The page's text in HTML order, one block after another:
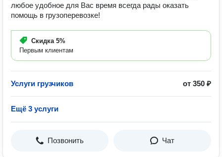
любое удобное для Вас время всегда рады оказать
помощь в грузоперевозке!
Скидка 5%
Первым клиентам
Услуги грузчиков от 350 ₽
Ещё 3 услуги
Позвонить Чат